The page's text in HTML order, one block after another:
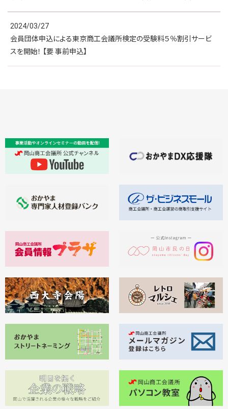
2024/03/27
会員団体申込による東京商工会議所検定の受験料５％割引サービ
スを開始！ 【要 事前申込】